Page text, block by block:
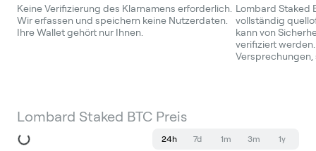
Keine Verifizierung des Klarnamens erforderlich.
Wir erfassen und speichern keine Nutzerdaten.
Ihre Wallet gehört nur Ihnen.
Lombard Staked
vollständig
kann von
verifiziert
Versprechungen,
Lombard Staked BTC Preis
24h 7d 1m 3m 1y